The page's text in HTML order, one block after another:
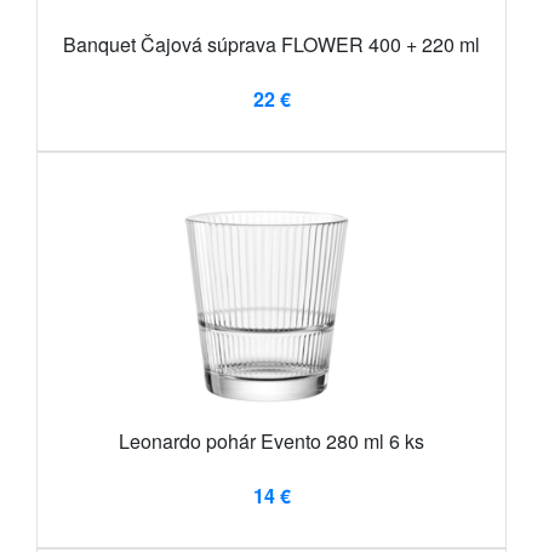
Banquet Čajová súprava FLOWER 400 + 220 ml
22 €
Leonardo pohár Evento 280 ml 6 ks
14 €